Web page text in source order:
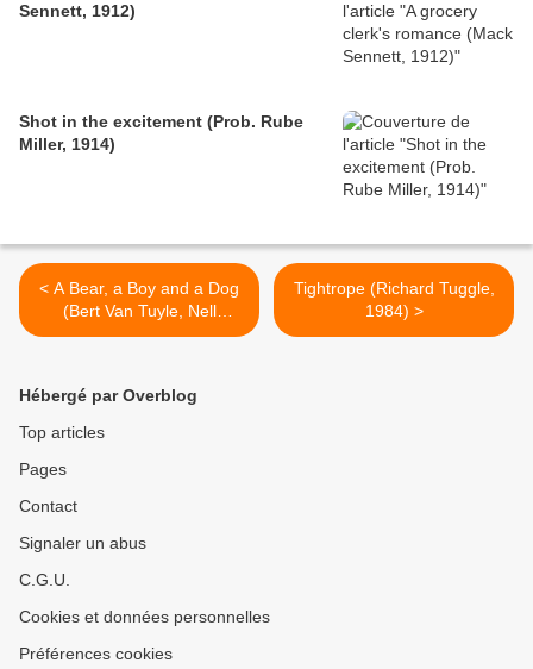
Sennett, 1912)
Shot in the excitement (Prob. Rube
Miller, 1914)
< A Bear, a Boy and a Dog
(Bert Van Tuyle, Nell
Shipman, 1921)
Tightrope (Richard Tuggle,
1984) >
Hébergé par Overblog
Top articles
Pages
Contact
Signaler un abus
C.G.U.
Cookies et données personnelles
Préférences cookies